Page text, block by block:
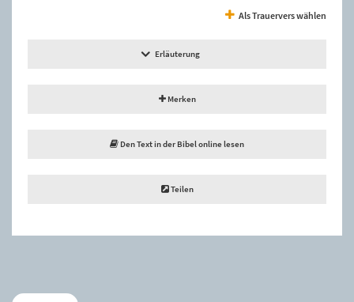
Als Trauervers wählen
Erläuterung
Merken
Den Text in der Bibel online lesen
Teilen